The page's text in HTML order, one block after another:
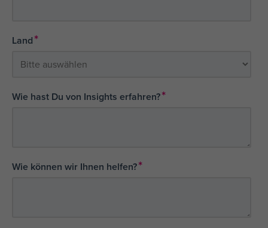
Land*
Wie hast Du von Insights erfahren?*
Wie können wir Ihnen helfen?*